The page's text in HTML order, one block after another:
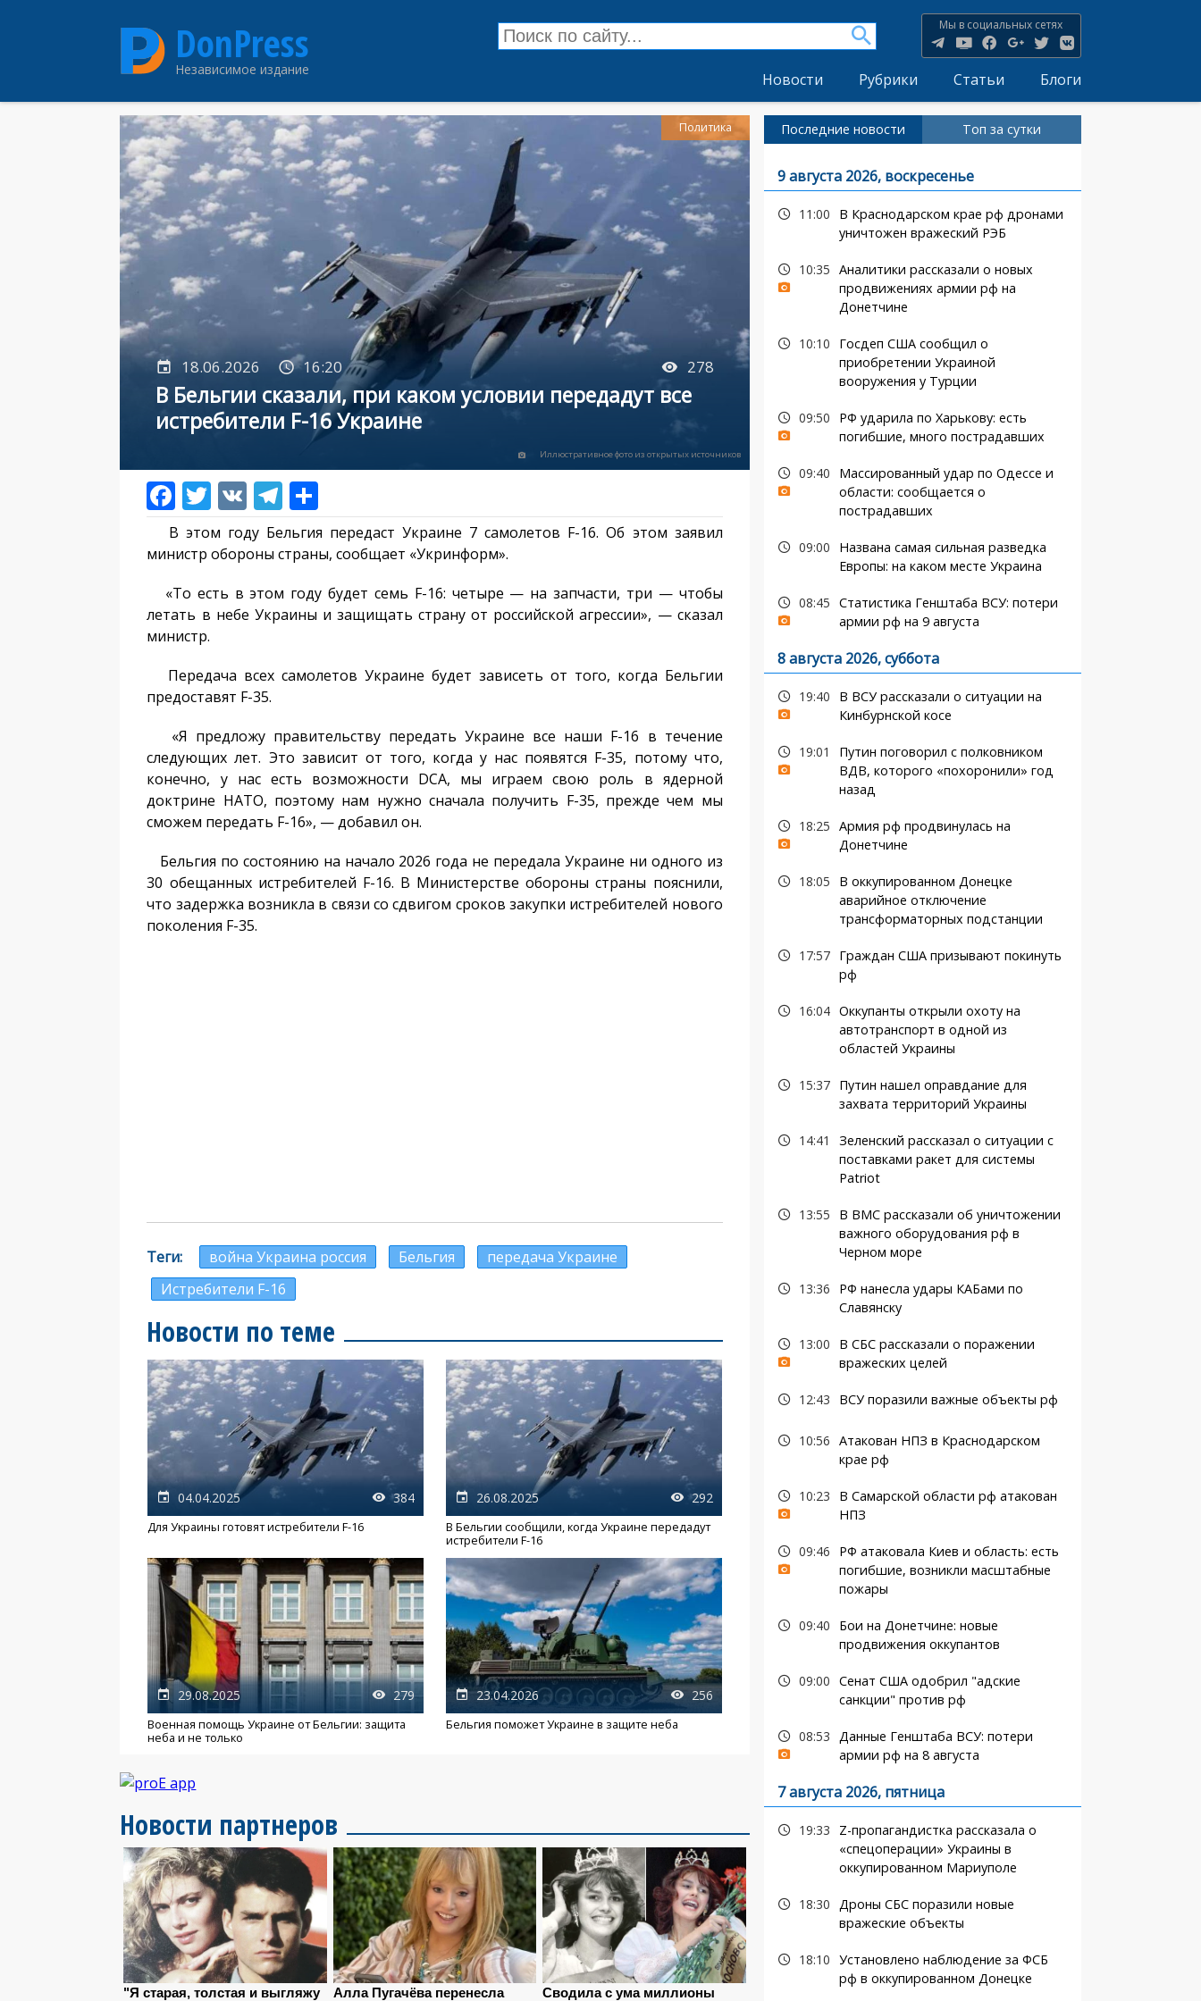
DonPress
Независимое издание
Мы в социальных сетях
Новости Рубрики Статьи Блоги
18.06.2026 16:20 278
В Бельгии сказали, при каком условии передадут все
истребители F-16 Украине
Иллюстративное фото из открытых источников
Политика
В этом году Бельгия передаст Украине 7 самолетов F-16. Об этом заявил
министр обороны страны, сообщает «Укринформ».
«То есть в этом году будет семь F-16: четыре — на запчасти, три — чтобы
летать в небе Украины и защищать страну от российской агрессии», — сказал
министр.
Передача всех самолетов Украине будет зависеть от того, когда Бельгии
предоставят F-35.
«Я предложу правительству передать Украине все наши F-16 в течение
следующих лет. Это зависит от того, когда у нас появятся F-35, потому что,
конечно, у нас есть возможности DCA, мы играем свою роль в ядерной
доктрине НАТО, поэтому нам нужно сначала получить F-35, прежде чем мы
сможем передать F-16», — добавил он.
Бельгия по состоянию на начало 2026 года не передала Украине ни одного из
30 обещанных истребителей F-16. В Министерстве обороны страны пояснили,
что задержка возникла в связи со сдвигом сроков закупки истребителей нового
поколения F-35.
Теги война Украина россия Бельгия
передача Украине
Истребители F-16
Новости по теме
04.04.2025 384
Для Украины готовят истребители F-16
26.08.2025 292
В Бельгии сообщили, когда Украине передадут
истребители F-16
29.08.2025 279
Военная помощь Украине от Бельгии: защита
неба и не только
23.04.2026 256
Бельгия поможет Украине в защите неба
Новости партнеров
Последние новости Топ за сутки
9 августа 2026, воскресенье
11:00
В Краснодарском крае рф дронами
уничтожен вражеский РЭБ
10:35 Аналитики рассказали о новых
продвижениях армии рф на
Донетчине
10:10
Госдеп США сообщил о
приобретении Украиной
вооружения у Турции
09:50
РФ ударила по Харькову: есть
погибшие, много пострадавших
09:40
Массированный удар по Одессе и
области: сообщается о
пострадавших
09:00
Названа самая сильная разведка
Европы: на каком месте Украина
08:45 Статистика Генштаба ВСУ: потери
армии рф на 9 августа
8 августа 2026, суббота
19:40
В ВСУ рассказали о ситуации на
Кинбурнской косе
19:01
Путин поговорил с полковником
ВДВ, которого «похоронили» год
назад
18:25 Армия рф продвинулась на
Донетчине
18:05
В оккупированном Донецке
аварийное отключение
трансформаторных подстанции
17:57
Граждан США призывают покинуть
рф
16:04 Оккупанты открыли охоту на
автотранспорт в одной из
областей Украины
15:37
Путин нашел оправдание для
захвата территорий Украины
14:41
Зеленский рассказал о ситуации с
поставками ракет для системы
Patriot
13:55
В ВМС рассказали об уничтожении
важного оборудования рф в
Черном море
13:36
РФ нанесла удары КАБами по
Славянску
13:00
В СБС рассказали о поражении
вражеских целей
12:43 ВСУ поразили важные объекты рф
10:56 Атакован НПЗ в Краснодарском
крае рф
10:23
В Самарской области рф атакован
НПЗ
09:46
РФ атаковала Киев и область: есть
погибшие, возникли масштабные
пожары
09:40
Бои на Донетчине: новые
продвижения оккупантов
09:00 Сенат США одобрил "адские
санкции" против рф
08:53 Данные Генштаба ВСУ: потери
армии рф на 8 августа
7 августа 2026, пятница
19:33
Z-пропагандистка рассказала о
«спецоперации» Украины в
оккупированном Мариуполе
18:30 Дроны СБС поразили новые
вражеские объекты
18:10 Установлено наблюдение за ФСБ
рф в оккупированном Донецке